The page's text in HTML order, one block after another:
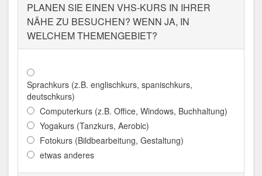
PLANEN SIE EINEN VHS-KURS IN IHRER
NÄHE ZU BESUCHEN? WENN JA, IN
WELCHEM THEMENGEBIET?
Sprachkurs (z.B. englischkurs, spanischkurs,
deutschkurs)
Computerkurs (z.B. Office, Windows, Buchhaltung)
Yogakurs (Tanzkurs, Aerobic)
Fotokurs (Bildbearbeitung, Gestaltung)
etwas anderes